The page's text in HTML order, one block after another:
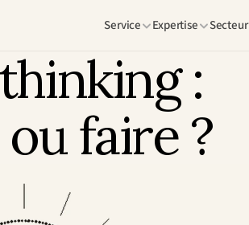
Service Expertise Secteur
:
faire ?